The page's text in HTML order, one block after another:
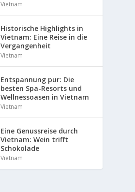
Vietnam
Historische Highlights in
Vietnam: Eine Reise in die
Vergangenheit
Vietnam
Entspannung pur: Die
besten Spa-Resorts und
Wellnessoasen in Vietnam
Vietnam
Eine Genussreise durch
Vietnam: Wein trifft
Schokolade
Vietnam